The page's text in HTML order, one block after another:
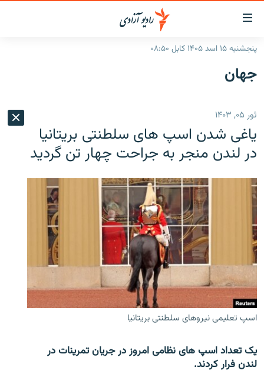
لینک‌های
قابل
دسترسی
به
بازگشت
منوی
اصلی
به
صفحه
جستجو
گزارش‌ها
منطقه
شرق میانه
افغانستان
جهان
جدول نشرات
مصاحبه‌ها
مجموعه تصویری
ورزش
بحران مهاجرت
'کووید-۱۹'
تماس
صفحه پشتو
Azadi English
به ما بپیوندید
پنجشنبه ۱۵ اسد ۱۴۰۵ کابل ۰۸:۵۰
جهان
ثور ۰۵, ۱۴۰۳
یاغی شدن اسپ های سلطنتی بریتانیا
در لندن منجر به جراحت چهار تن گردید
اسپ تعلیمی نیروهای سلطنتی بریتانیا
یک تعداد اسپ های نظامی امروز در جریان تمرینات در
لندن فرار کردند.